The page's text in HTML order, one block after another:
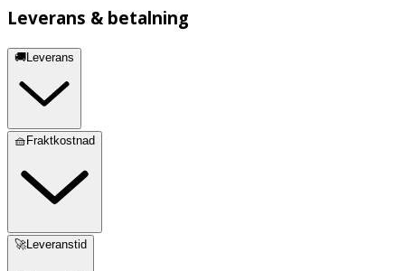
Leverans & betalning
🚚Leverans
🧺Fraktkostnad
🚀Leveranstid